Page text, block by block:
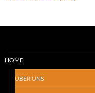
HOME
ÜBER UNS